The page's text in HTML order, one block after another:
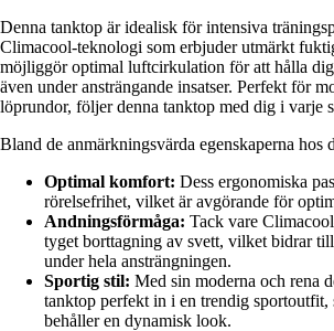
Denna tanktop är idealisk för intensiva
Climacool-teknologi som erbjuder utmärkt
möjliggör optimal luftcirkulation för att hålla
även under ansträngande insatser. Perfekt för
löprundor, följer denna tanktop med dig i varje
Bland de anmärkningsvärda egenskaperna hos
Optimal komfort: Dess ergonomiska
rörelsefrihet, vilket är avgörande för
Andningsförmåga: Tack vare
tyget borttagning av svett, vilket bidrar
under hela ansträngningen.
Sportig stil: Med sin moderna och rena
tanktop perfekt in i en trendig sportoutfit,
behåller en dynamisk look.